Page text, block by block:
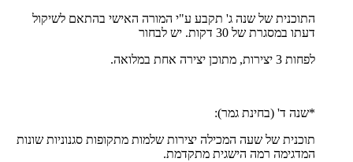
התוכנית של שנה ג' תקבע ע"י המורה האישי בהתאם לשיקול
דעתו במסגרת של 30 דקות. יש לבחור
לפחות 3 יצירות, מתוכן יצירה אחת במלואה.
*שנה ד' (בחינת גמר):
תוכנית של שעה המכילה יצירות שלמות מתקופות סגנוניות שונות
המדגימה רמה הישגית מתקדמת.